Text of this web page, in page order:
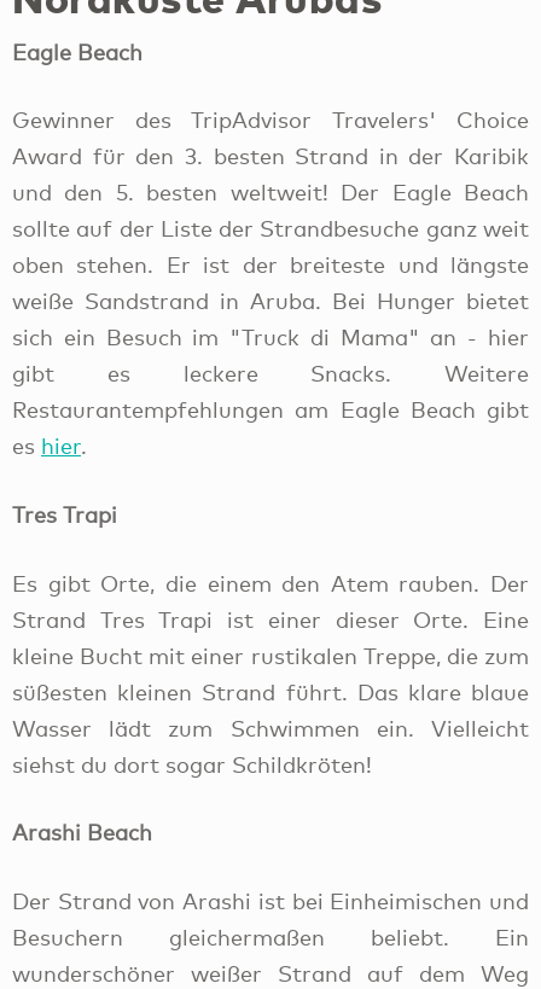
Eagle Beach
Gewinner des TripAdvisor Travelers' Choice
Award für den 3. besten Strand in der Karibik
und den 5. besten weltweit! Der Eagle Beach
sollte auf der Liste der Strandbesuche ganz weit
oben stehen. Er ist der breiteste und längste
weiße Sandstrand in Aruba. Bei Hunger bietet
sich ein Besuch im "Truck di Mama" an - hier
gibt es leckere Snacks. Weitere
Restaurantempfehlungen am Eagle Beach gibt
es hier.
Tres Trapi
Es gibt Orte, die einem den Atem rauben. Der
Strand Tres Trapi ist einer dieser Orte. Eine
kleine Bucht mit einer rustikalen Treppe, die zum
süßesten kleinen Strand führt. Das klare blaue
Wasser lädt zum Schwimmen ein. Vielleicht
siehst du dort sogar Schildkröten!
Arashi Beach
Der Strand von Arashi ist bei Einheimischen und
Besuchern gleichermaßen beliebt. Ein
wunderschöner weißer Strand auf dem Weg